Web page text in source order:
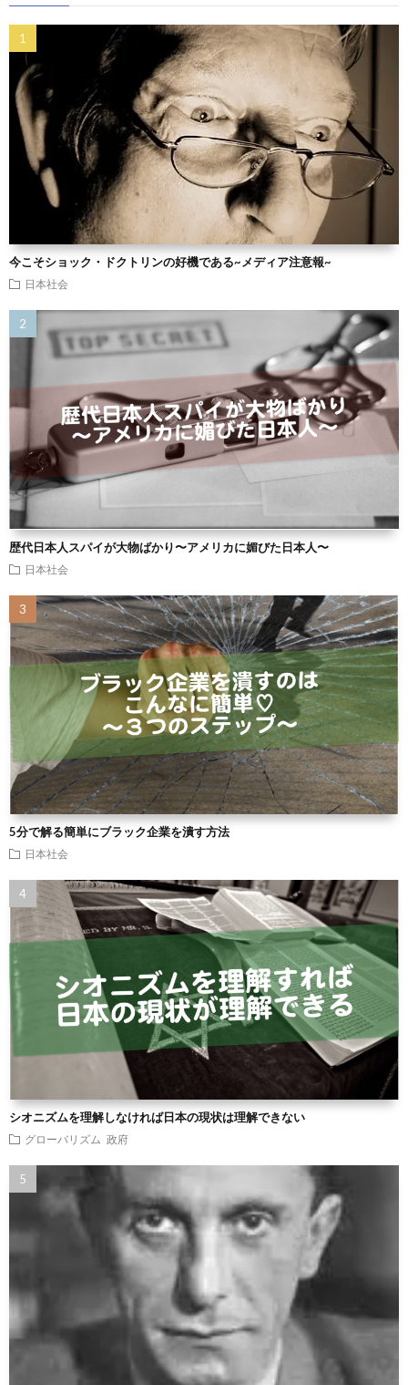
今こそショック・ドクトリンの好機である~メディア注意報~
日本社会
歴代日本人スパイが大物ばかり〜アメリカに媚びた日本人〜
日本社会
5分で解る簡単にブラック企業を潰す方法
日本社会
シオニズムを理解しなければ日本の現状は理解できない
グローバリズム 政府